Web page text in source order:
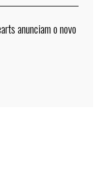
anunciam o novo